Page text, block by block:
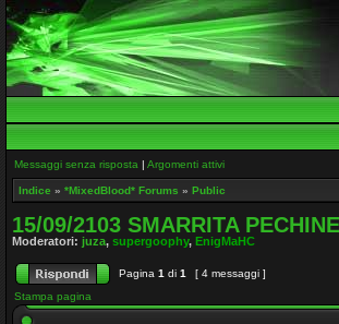
Messaggi senza risposta | Argomenti attivi
Indice » *MixedBlood* Forums » Public
15/09/2103 SMARRITA
Moderatori: juza, supergoophy, EnigMaHC
Pagina 1 di 1
[ 4 messaggi ]
Stampa pagina